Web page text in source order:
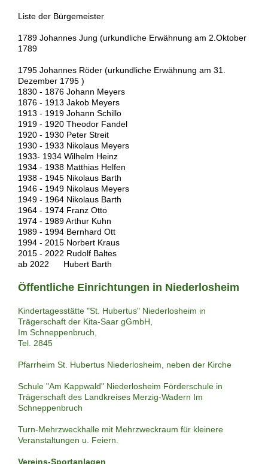
Liste der Bürgemeister
1789 Johannes Jung (urkundliche Erwähnung am 2.Oktober
1789
1795 Johannes Röder (urkundliche Erwähnung am 31.
Dezember 1795 )
1830 - 1876 Johann Meyers
1876 - 1913 Jakob Meyers
1913 - 1919 Johann Schillo
1919 - 1920 Theodor Fandel
1920 - 1930 Peter Streit
1930 - 1933 Nikolaus Meyers
1933- 1934 Wilhelm Heinz
1934 - 1938 Matthias Helfen
1938 - 1945 Nikolaus Barth
1946 - 1949 Nikolaus Meyers
1949 - 1964 Nikolaus Barth
1964 - 1974 Franz Otto
1974 - 1989 Arthur Kuhn
1989 - 1994 Bernhard Ott
1994 - 2015 Norbert Kraus
2015 - 2022 Rudolf Baltes
ab 2022 Hubert Barth
Öffentliche Einrichtungen in Niederlosheim
Kindertagesstätte "St. Hubertus" Niederlosheim in
Trägerschaft der Kita-Saar gGmbH,
Im Schneppenbruch,
Tel. 2845
Pfarrheim St. Hubertus Niederlosheim, neben der Kirche
Schule "Am Kappwald" Niederlosheim Förderschule in
Trägerschaft des Landkreises Merzig-Wadern Im
Schneppenbruch
Turn-Mehrzweckhalle mit Mehrzweckraum für kleinere
Veranstaltungen u. Feiern.
Vereins-Sportanlagen